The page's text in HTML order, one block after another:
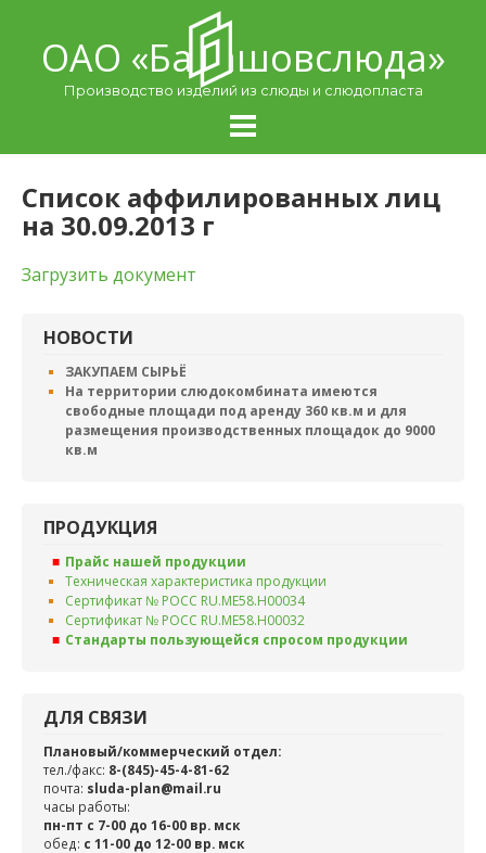
contentОАО «Балашовcлюда»
Производство изделий из слюды и слюдопласта
Список аффилированных лиц
на 30.09.2013 г
Загрузить документ
НОВОСТИ
ЗАКУПАЕМ СЫРЬЁ
На территории слюдокомбината имеются
свободные площади под аренду 360 кв.м и для
размещения производственных площадок до 9000
кв.м
ПРОДУКЦИЯ
Прайс нашей продукции
Техническая характеристика продукции
Сертификат № РОСС RU.ME58.H00034
Сертификат № РОСС RU.ME58.H00032
Стандарты пользующейся спросом продукции
ДЛЯ СВЯЗИ
Плановый/коммерческий отдел:
тел./факс: 8-(845)-45-4-81-62
почта: sluda-plan@mail.ru
часы работы:
пн-пт с 7-00 до 16-00 вр. мск
обед: c 11-00 до 12-00 вр. мск